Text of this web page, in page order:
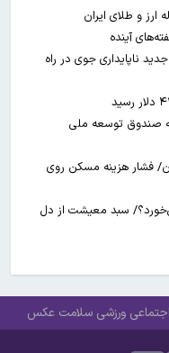
ارز و طلای ایران
آینده
آینده؛ موج جدید ناپایداری جوی در راه
در تهران/ فشار هزینه مسکن روی
سبد معیشت از دل
ورزشی سلامت عکس